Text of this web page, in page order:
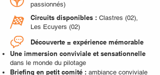
passionnés)
Circuits disponibles : Clastres (02),
Les Ecuyers (02)
Découverte = expérience mémorable
Une immersion conviviale et sensationnelle
dans le monde du pilotage
Briefing en petit comité : ambiance conviviale